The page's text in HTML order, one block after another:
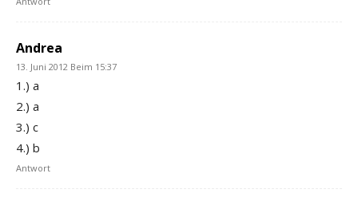
Andrea
13. Juni 2012 Beim 15:37
1.) a
2.) a
3.) c
4.) b
Antwort